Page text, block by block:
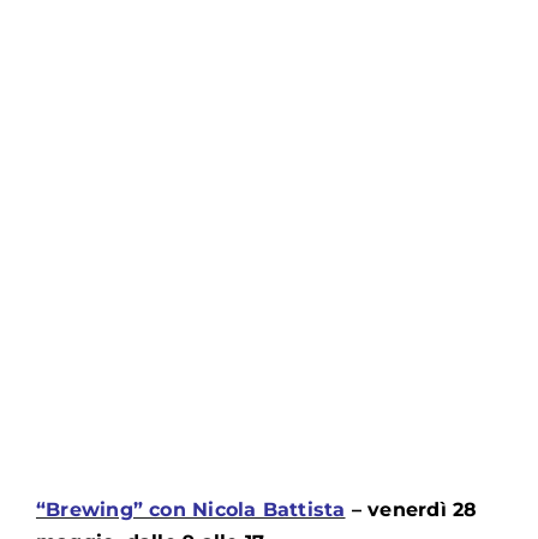
“Brewing” con Nicola Battista – venerdì 28